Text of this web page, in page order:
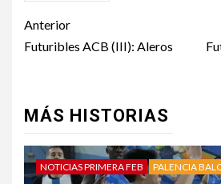
Anterior
Futuribles ACB (III): Aleros
MÁS HISTORIAS
NOTICIAS PRIMERA FEB PALENCIA